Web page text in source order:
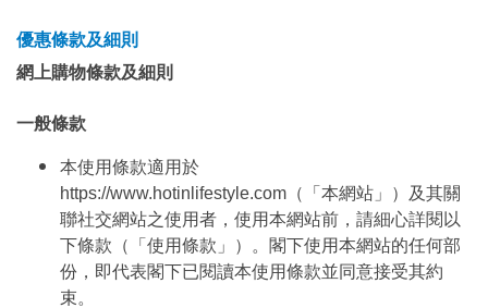
優惠條款及細則
網上購物條款及細則
一般條款
本使用條款適用於
https://www.hotinlifestyle.com（「本網站」）及其關
聯社交網站之使用者，使用本網站前，請細心詳閱以
下條款（「使用條款」）。閣下使用本網站的任何部
份，即代表閣下已閱讀本使用條款並同意接受其約
束。